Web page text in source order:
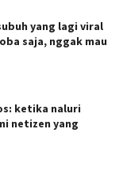
yang lagi viral
saja, nggak mau
ketika naluri
netizen yang